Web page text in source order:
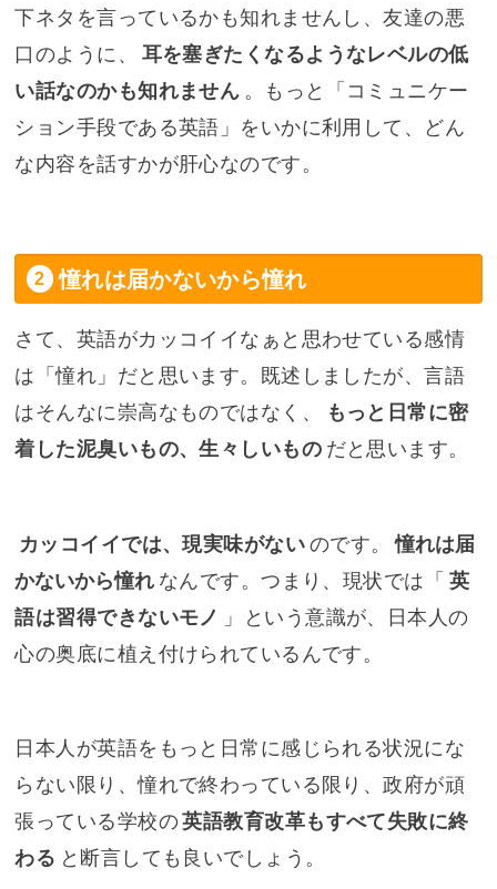
下ネタを言っているかも知れませんし、友達の悪
口のように、
耳を塞ぎたくなるようなレベルの低
い話なのかも知れません 。もっと「コミュニケー
ション手段である英語」をいかに利用して、どん
な内容を話すかが肝心なのです。
憧れは届かないから憧れ
さて、英語がカッコイイなぁと思わせている感情
は「憧れ」だと思います。既述しましたが、言語
はそんなに崇高なものではなく、
もっと日常に密
着した泥臭いもの、生々しいもの だと思います。
カッコイイでは、現実味がない のです。
憧れは届
かないから憧れ なんです。つまり、現状では「 英
語は習得できないモノ
」という意識が、日本人の
心の奥底に植え付けられているんです。
日本人が英語をもっと日常に感じられる状況にな
らない限り、憧れで終わっている限り、政府が頑
張っている学校の英語教育改革もすべて失敗に終
わる と断言しても良いでしょう。